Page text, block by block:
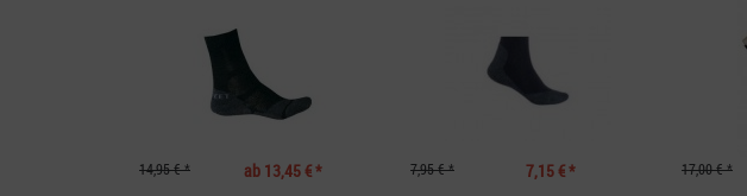
ab 13,45 € *
14,95 € * 7,15 € *
7,95 € * 17,00 € *